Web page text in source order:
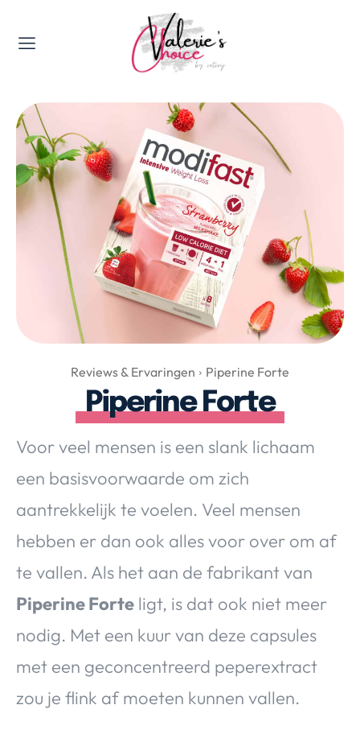
Valerie's Topics
Travel & Culture
Food & Drinks
Happyness & Opmerkelijk
Lifestyle, Sport & Duurzaamheid
Gadgets & Tech
Top 5 van Valerie
Health & Beauty
Huis & Tuin
Nieuws & Media
Over Valerie
Over Valerie
De Top 5
Contact
VALERIE'S CHOICE
Food & Drinks Health & Beauty Gadgets
Huis & Tuin
Travel
Lifestyle
Reviews & Ervaringen Piperine Forte
Piperine Forte
Voor veel mensen is een slank lichaam
een basisvoorwaarde om zich
aantrekkelijk te voelen. Veel mensen
hebben er dan ook alles voor over om af
te vallen. Als het aan de fabrikant van
Piperine Forte ligt, is dat ook niet meer
nodig. Met een kuur van deze capsules
met een geconcentreerd peperextract
zou je flink af moeten kunnen vallen.